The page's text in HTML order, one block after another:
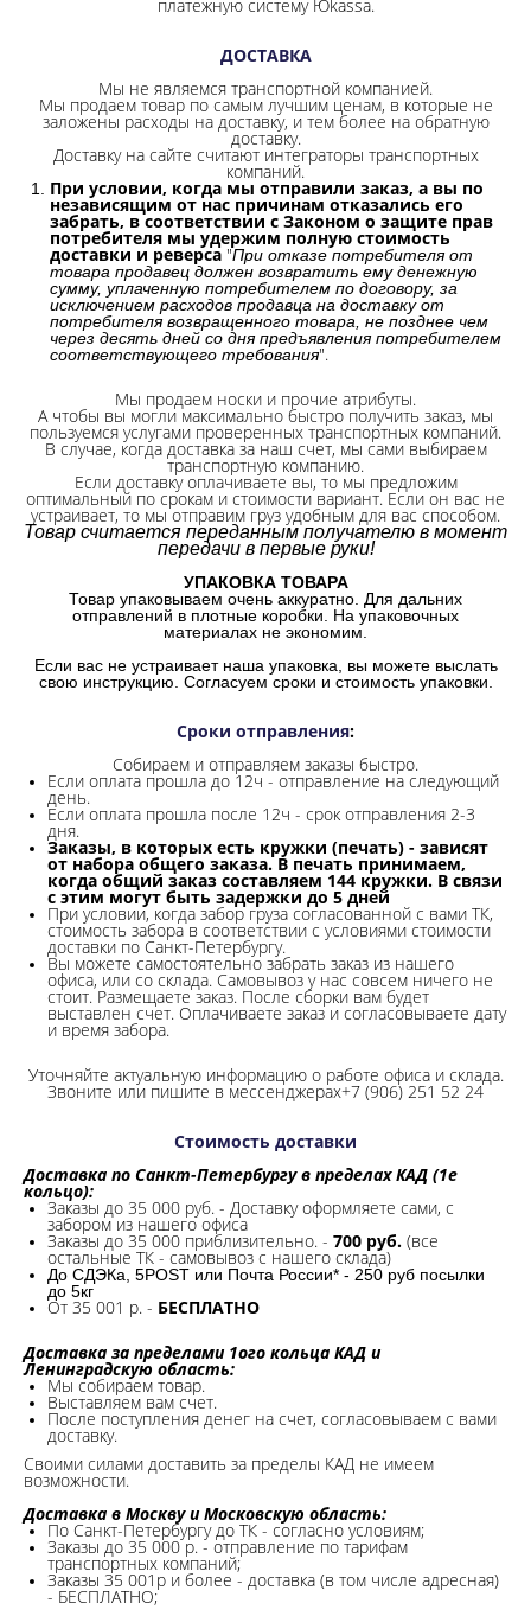
платежную систему Юkassa.
ДОСТАВКА
Мы не являемся транспортной компанией.
Мы продаем товар по самым лучшим ценам, в которые не
заложены расходы на доставку, и тем более на обратную
доставку.
Доставку на сайте считают интеграторы транспортных
компаний.
При условии, когда мы отправили заказ, а вы по
независящим от нас причинам отказались его
забрать, в соответствии с Законом о защите прав
потребителя мы удержим полную стоимость
доставки и реверса "При отказе потребителя от
товара продавец должен возвратить ему денежную
сумму, уплаченную потребителем по договору, за
исключением расходов продавца на доставку от
потребителя возвращенного товара, не позднее чем
через десять дней со дня предъявления потребителем
соответствующего требования".
Мы продаем носки и прочие атрибуты.
А чтобы вы могли максимально быстро получить заказ, мы
пользуемся услугами проверенных транспортных компаний.
В случае, когда доставка за наш счет, мы сами выбираем
транспортную компанию.
Если доставку оплачиваете вы, то мы предложим
оптимальный по срокам и стоимости вариант. Если он вас не
устраивает, то мы отправим груз удобным для вас способом.
Товар считается переданным получателю в момент
передачи в первые руки!
УПАКОВКА ТОВАРА
Товар упаковываем очень аккуратно. Для дальних
отправлений в плотные коробки. На упаковочных
материалах не экономим.
Если вас не устраивает наша упаковка, вы можете выслать
свою инструкцию. Согласуем сроки и стоимость упаковки.
Сроки отправления:
Собираем и отправляем заказы быстро.
Если оплата прошла до 12ч - отправление на следующий
день.
Если оплата прошла после 12ч - срок отправления 2-3
дня.
Заказы, в которых есть кружки (печать) - зависят
от набора общего заказа. В печать принимаем,
когда общий заказ составляем 144 кружки. В связи
с этим могут быть задержки до 5 дней
При условии, когда забор груза согласованной с вами ТК,
стоимость забора в соответствии с условиями стоимости
доставки по Санкт-Петербургу.
Вы можете самостоятельно забрать заказ из нашего
офиса, или со склада. Самовывоз у нас совсем ничего не
стоит. Размещаете заказ. После сборки вам будет
выставлен счет. Оплачиваете заказ и согласовываете дату
и время забора.
Уточняйте актуальную информацию о работе офиса и склада.
Звоните или пишите в мессенджерах+7 (906) 251 52 24
Стоимость доставки
Доставка по Санкт-Петербургу в пределах КАД (1е
кольцо):
Заказы до 35 000 руб. - Доставку оформляете сами, с
забором из нашего офиса
Заказы до 35 000 приблизительно. - 700 руб. (все
остальные ТК - самовывоз с нашего склада)
До СДЭКа, 5POST или Почта России* - 250 руб посылки
до 5кг
От 35 001 р. - БЕСПЛАТНО
Доставка за пределами 1ого кольца КАД и
Ленинградскую область:
Мы собираем товар.
Выставляем вам счет.
После поступления денег на счет, согласовываем с вами
доставку.
Своими силами доставить за пределы КАД не имеем
возможности.​
Доставка в Москву и Московскую область:
По Санкт-Петербургу до ТК - согласно условиям;
Заказы до 35 000 р. - отправление по тарифам
транспортных компаний;
Заказы 35 001р и более - доставка (в том числе адресная)
- БЕСПЛАТНО;